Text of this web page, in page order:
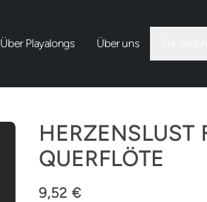
Über Playalongs Über uns
HERZENSLUST
QUERFLÖTE
9,52 €